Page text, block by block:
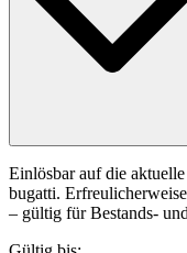
Einlösbar auf die
bugatti.
– gültig für Bestands-